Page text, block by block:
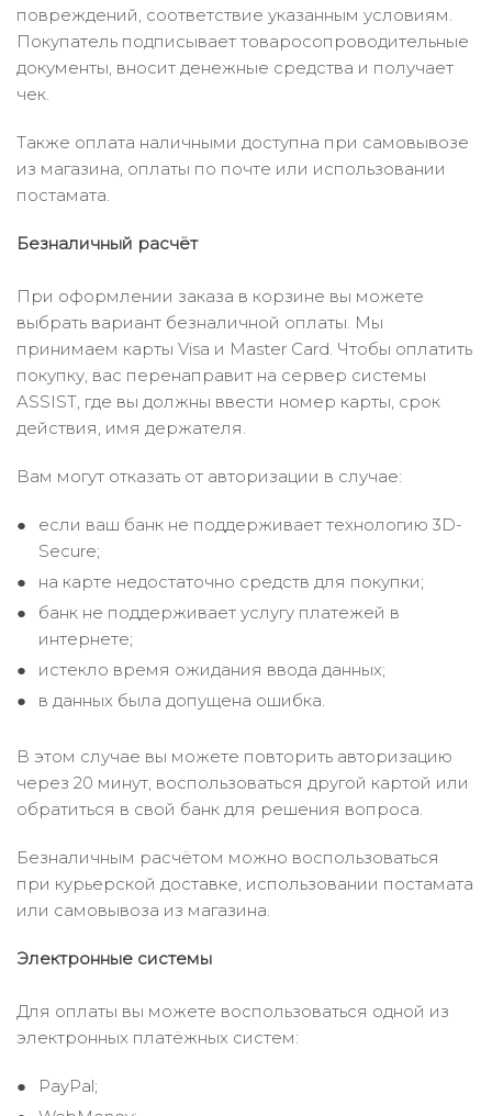
повреждений, соответствие указанным условиям.
Покупатель подписывает товаросопроводительные
документы, вносит денежные средства и получает
чек.
Также оплата наличными доступна при самовывозе
из магазина, оплаты по почте или использовании
постамата.
Безналичный расчёт
При оформлении заказа в корзине вы можете
выбрать вариант безналичной оплаты. Мы
принимаем карты Visa и Master Card. Чтобы оплатить
покупку, вас перенаправит на сервер системы
ASSIST, где вы должны ввести номер карты, срок
действия, имя держателя.
Вам могут отказать от авторизации в случае:
если ваш банк не поддерживает технологию 3D-
Secure;
на карте недостаточно средств для покупки;
банк не поддерживает услугу платежей в
интернете;
истекло время ожидания ввода данных;
в данных была допущена ошибка.
В этом случае вы можете повторить авторизацию
через 20 минут, воспользоваться другой картой или
обратиться в свой банк для решения вопроса.
Безналичным расчётом можно воспользоваться
при курьерской доставке, использовании постамата
или самовывоза из магазина.
Электронные системы
Для оплаты вы можете воспользоваться одной из
электронных платёжных систем:
PayPal;